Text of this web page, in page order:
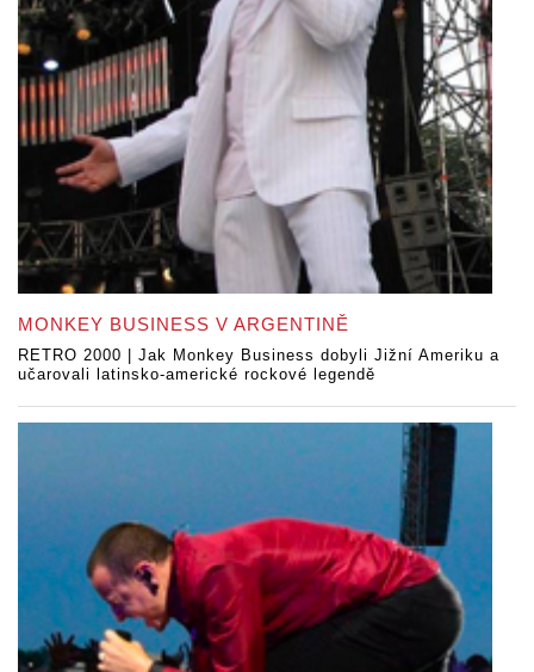
MONKEY BUSINESS V ARGENTINĚ
RETRO 2000 | Jak Monkey Business dobyli Jižní Ameriku a
učarovali latinsko-americké rockové legendě